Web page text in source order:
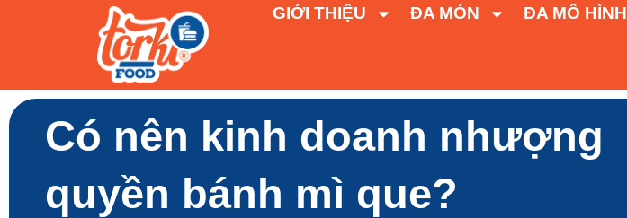
GIỚI THIỆU ĐA MÓN ĐA MÔ HÌNH
Có nên kinh doanh nhượng
quyền bánh mì que?